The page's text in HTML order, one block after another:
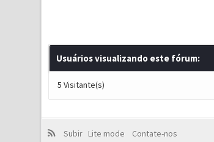
Usuários visualizando este fórum:
5 Visitante(s)
Subir Lite mode Contate-nos